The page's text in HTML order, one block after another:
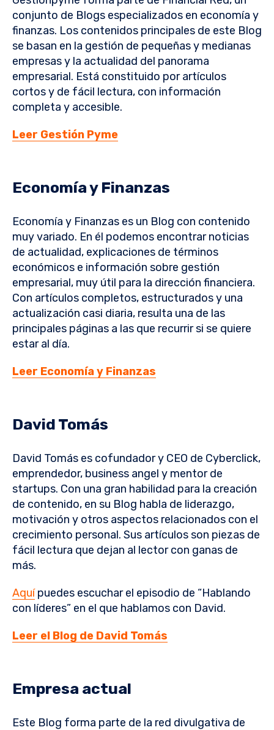
conjunto de Blogs especializados en economía y
finanzas. Los contenidos principales de este Blog
se basan en la gestión de pequeñas y medianas
empresas y la actualidad del panorama
empresarial. Está constituido por artículos
cortos y de fácil lectura, con información
completa y accesible.
Leer Gestión Pyme
Economía y Finanzas
Economía y Finanzas es un Blog con contenido
muy variado. En él podemos encontrar noticias
de actualidad, explicaciones de términos
económicos e información sobre gestión
empresarial, muy útil para la dirección financiera.
Con artículos completos, estructurados y una
actualización casi diaria, resulta una de las
principales páginas a las que recurrir si se quiere
estar al día.
Leer Economía y Finanzas
David Tomás
David Tomás es cofundador y CEO de Cyberclick,
emprendedor, business angel y mentor de
startups. Con una gran habilidad para la creación
de contenido, en su Blog habla de liderazgo,
motivación y otros aspectos relacionados con el
crecimiento personal. Sus artículos son piezas de
fácil lectura que dejan al lector con ganas de
más.
Aquípuedes escuchar el episodio de “Hablando
con líderes” en el que hablamos con David.
Leer el Blog de David Tomás
Empresa actual
Este Blog forma parte de la red divulgativa de